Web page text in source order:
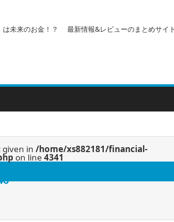
は未来のお金！？ 最新情報&レビューのまとめサイ
given in /home/xs882181/financial-
on line 4341